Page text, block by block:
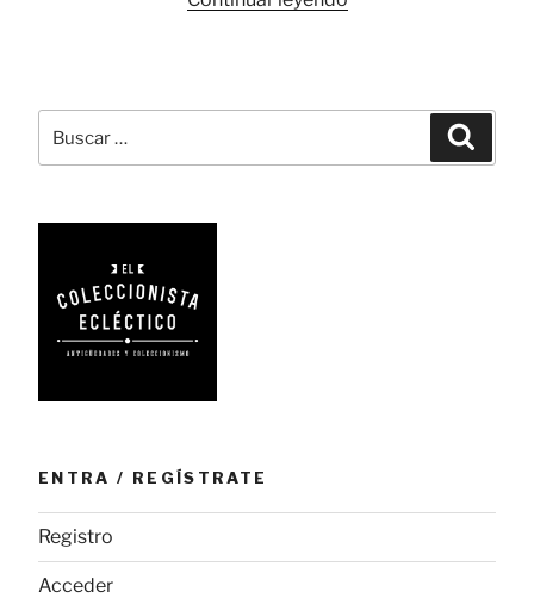
tocadiscos
bisabuelo»
por:
ENTRA / REGÍSTRATE
Registro
Acceder